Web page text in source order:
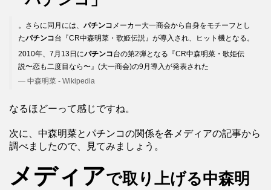
。さらに同月には、 パチンコ メーカー大一商会から自身をモチーフとし
たパチンコ台『CR中森明菜・歌姫伝説』が導入され、ヒット機となる。
2010年、7月13日にパチンコ台の第2弾となる『CR中森明菜・歌姫伝
説〜恋も二度目なら〜』(大一商会)の9月導入が発表された
中森明菜 - Wikipedia
なるほどーって感じですね。
次に、中森明菜とパチンコの関係を各メディアの記事から
調べましたので、見てみましょう。
メディアで取り上げる中森明